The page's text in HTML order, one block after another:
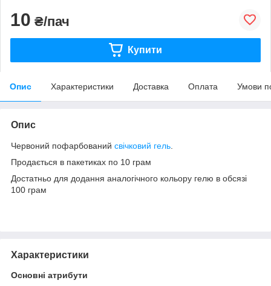
10 ₴/пач
Купити
Опис Характеристики Доставка Оплата Умови
Опис
Червоний пофарбований свічковий гель
Продається в пакетиках по 10 грам
Достатньо для додання аналогічного кольору гелю в обсязі
100 грам
Характеристики
Основні атрибути